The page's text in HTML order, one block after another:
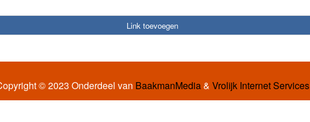
Link toevoegen
© 2023 Onderdeel van BaakmanMedia& Vrolijk Internet Services